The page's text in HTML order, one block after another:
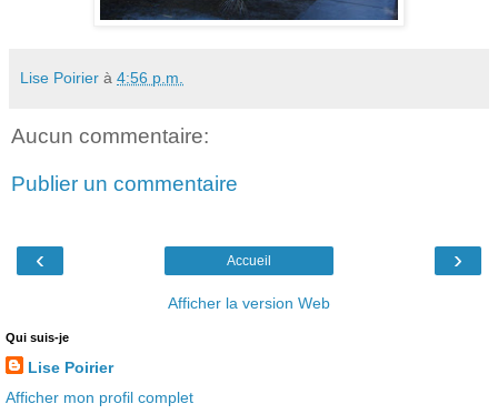
Lise Poirier à 4:56 p.m.
Aucun commentaire:
Publier un commentaire
‹ ›
Accueil
Afficher la version Web
Qui suis-je
Lise Poirier
Afficher mon profil complet